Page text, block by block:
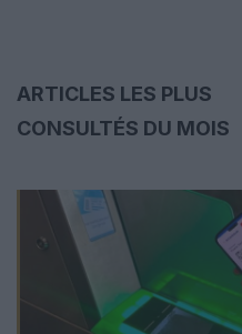
ARTICLES LES PLUS
CONSULTÉS DU MOIS